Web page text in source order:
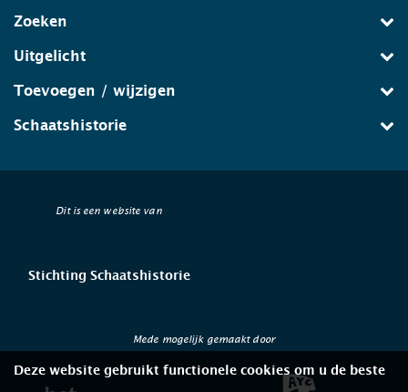
Zoeken
Uitgelicht
Toevoegen / wijzigen
Schaatshistorie
Dit is een website van
Stichting Schaatshistorie
Mede mogelijk gemaakt door
Deze website gebruikt functionele cookies om u de beste